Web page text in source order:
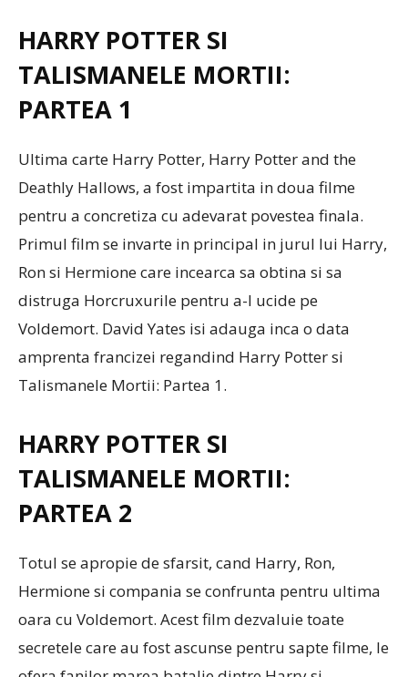
HARRY POTTER SI
TALISMANELE MORTII:
PARTEA 1
Ultima carte Harry Potter, Harry Potter and the
Deathly Hallows, a fost impartita in doua filme
pentru a concretiza cu adevarat povestea finala.
Primul film se invarte in principal in jurul lui Harry,
Ron si Hermione care incearca sa obtina si sa
distruga Horcruxurile pentru a-l ucide pe
Voldemort. David Yates isi adauga inca o data
amprenta francizei regandind Harry Potter si
Talismanele Mortii: Partea 1.
HARRY POTTER SI
TALISMANELE MORTII:
PARTEA 2
Totul se apropie de sfarsit, cand Harry, Ron,
Hermione si compania se confrunta pentru ultima
oara cu Voldemort. Acest film dezvaluie toate
secretele care au fost ascunse pentru sapte filme, le